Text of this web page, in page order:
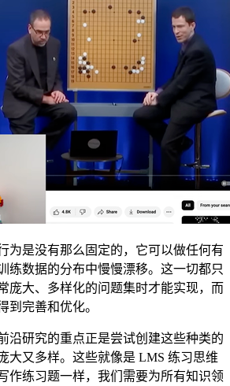
是没有那么固定的，它可以做任何有
练数据的分布中慢慢漂移。这一切都只
庞大、多样化的问题集时才能实现，而
到完善和优化。
研究的重点正是尝试创建这些种类的
又多样。这些就像是 LMS 练习思维
作练习题一样，我们需要为所有知识领